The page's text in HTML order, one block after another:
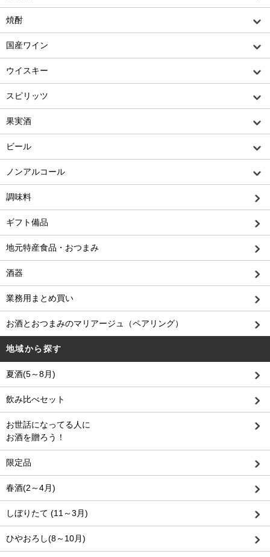
焼酎
国産ワイン
ウイスキー
スピリッツ
果実酒
ビール
ノンアルコール
調味料
ギフト備品
地元特産食品・おつまみ
酒器
業務用まとめ買い
お酒とおつまみのマリアージュ（ペアリング）
地域から探す
夏酒(5～8月)
飲み比べセット
お世話になってる人に
お酒を贈ろう！
限定品
春酒(2～4月)
しぼりたて (11～3月)
ひやおろし(8～10月)